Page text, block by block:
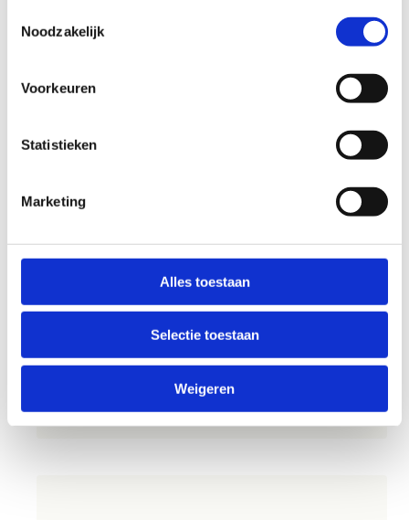
Noodzakelijk
Voorkeuren
Statistieken
Marketing
Alles toestaan
Selectie toestaan
Weigeren
overwinnen
'Drempels ontdekken en overwinnen' is
de randvoorwaarden die nodig
zijn om meisjes aan het sporten
Download de tool 'Stellingenspel
drempels ontdekken en overwinnen'